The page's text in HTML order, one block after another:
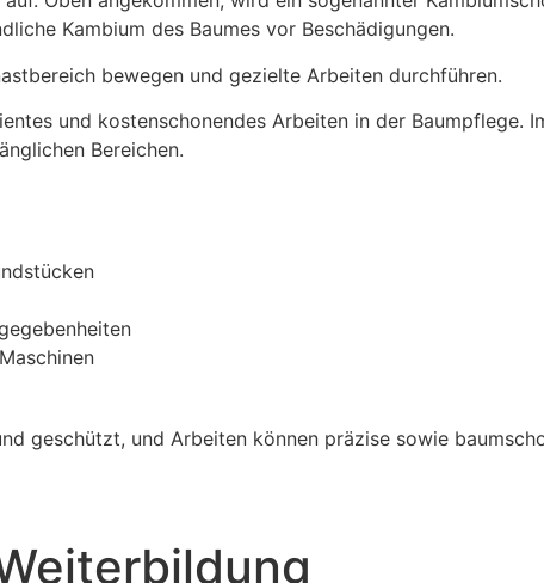
Kambium des Baumes vor Beschädigungen.
bewegen und gezielte Arbeiten durchführen.
und kostenschonendes Arbeiten in der Baumpflege.
Bereichen.
geschützt, und Arbeiten können präzise sowie